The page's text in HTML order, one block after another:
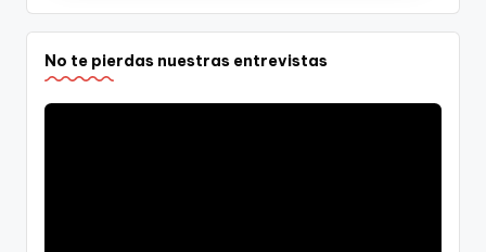
No te pierdas nuestras entrevistas